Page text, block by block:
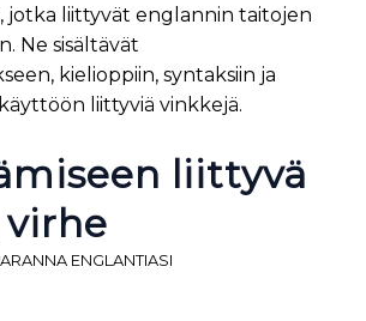
jotka liittyvät englannin taitojen
Ne sisältävät
kielioppiin, syntaksiin ja
liittyviä vinkkejä.
liittyvä
ENGLANTIASI